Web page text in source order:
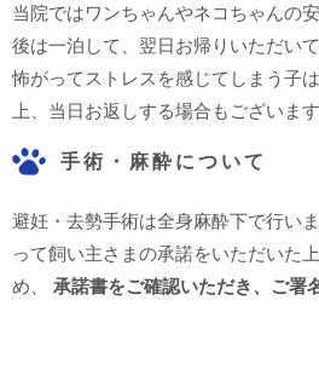
当院ではワンちゃんやネコちゃんの
後は一泊して、翌日お帰りいただい
怖がってストレスを感じてしまう子
上、当日お返しする場合もございます
手術・麻酔について
避妊・去勢手術は全身麻酔下で行い
って飼い主さまの承諾をいただいた
め、 承諾書をご確認いただき、ご署